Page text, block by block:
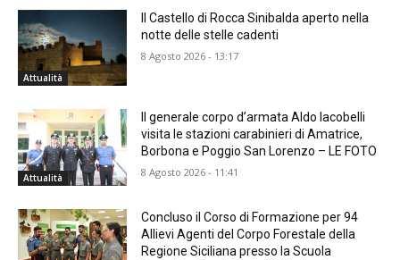
Attualità
Il Castello di Rocca Sinibalda aperto nella
notte delle stelle cadenti
8 Agosto 2026 - 13:17
Attualità
Il generale corpo d’armata Aldo Iacobelli
visita le stazioni carabinieri di Amatrice,
Borbona e Poggio San Lorenzo – LE FOTO
8 Agosto 2026 - 11:41
Concluso il Corso di Formazione per 94
Allievi Agenti del Corpo Forestale della
Regione Siciliana presso la Scuola